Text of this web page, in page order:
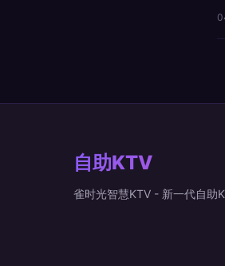
自助KTV
雀时光智慧KTV - 新一代自助